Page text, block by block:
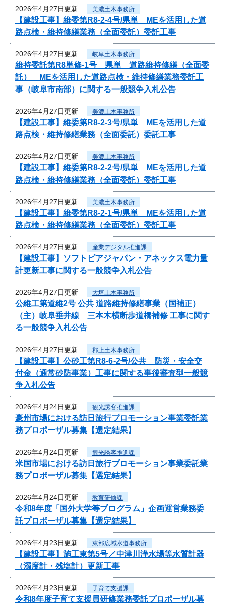
2026年4月27日更新 美濃土木事務所
【建設工事】維委第R8-2-4号/県単 MEを活用した道
路点検・維持修繕業務（全面委託）委託工事
2026年4月27日更新 岐阜土木事務所
維持委託第R8単修-1号 県単 道路維持修繕（全面委
託） MEを活用した道路点検・維持修繕業務委託工
事（岐阜市南部）に関する一般競争入札公告
2026年4月27日更新 美濃土木事務所
【建設工事】維委第R8-2-3号/県単 MEを活用した道
路点検・維持修繕業務（全面委託）委託工事
2026年4月27日更新 美濃土木事務所
【建設工事】維委第R8-2-2号/県単 MEを活用した道
路点検・維持修繕業務（全面委託）委託工事
2026年4月27日更新 美濃土木事務所
【建設工事】維委第R8-2-1号/県単 MEを活用した道
路点検・維持修繕業務（全面委託）委託工事
2026年4月27日更新 産業デジタル推進課
【建設工事】ソフトピアジャパン・アネックス電力量
計更新工事に関する一般競争入札公告
2026年4月27日更新 大垣土木事務所
公維工第道維2号 公共 道路維持修繕事業（国補正）
（主）岐阜垂井線 三本木横断歩道橋補修 工事に関す
る一般競争入札公告
2026年4月27日更新 郡上土木事務所
【建設工事】公砂工第R8-6-2号/公共 防災・安全交
付金（通常砂防事業）工事に関する事後審査型一般競
争入札公告
2026年4月24日更新 観光誘客推進課
豪州市場における訪日旅行プロモーション事業委託業
務プロポーザル募集【選定結果】
2026年4月24日更新 観光誘客推進課
米国市場における訪日旅行プロモーション事業委託業
務プロポーザル募集【選定結果】
2026年4月24日更新 教育研修課
令和8年度「国外大学等プログラム」企画運営業務委
託プロポーザル募集【選定結果】
2026年4月23日更新 東部広域水道事務所
【建設工事】施工東第5号／中津川浄水場等水質計器
（濁度計・残塩計）更新工事
2026年4月23日更新 子育て支援課
令和8年度子育て支援員研修業務委託プロポーザル募